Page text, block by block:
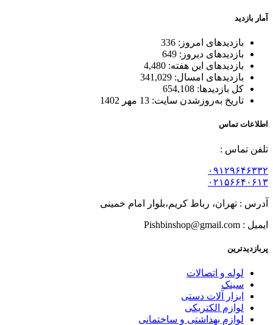
آمار بازدید
بازدیدهای امروز: 336
بازدیدهای دیروز: 649
بازدیدهای این هفته: 4,480
بازدیدهای امسال: 341,029
کل بازدیدها: 654,108
تاریخ به‌روزشدن سایت: 13 مهر 1402
اطلاعات تماس
تلفن تماس :
۰۹۱۲۹۶۴۶۳۳۲
۰۲۱۵۶۶۴۰۶۱۳
آدرس : تهران، رباط کریم،بلوار امام خمینی
ایمیل : Pishbinshop@gmail.com
پربازدیدترین
لوله و اتصالات
سینک
ابزار آلات دستی
لوازم الکتریکی
لوازم بهداشتی و ساختمانی